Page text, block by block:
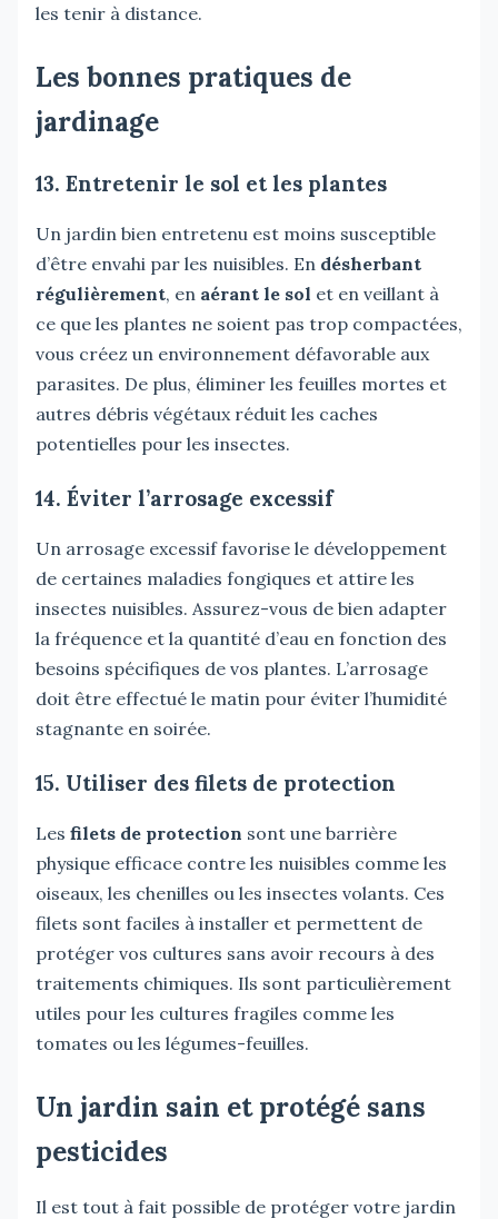
les tenir à distance.
Les bonnes pratiques de
jardinage
13. Entretenir le sol et les plantes
Un jardin bien entretenu est moins susceptible
d’être envahi par les nuisibles. En désherbant
régulièrement, en aérant le sol et en veillant à
ce que les plantes ne soient pas trop compactées,
vous créez un environnement défavorable aux
parasites. De plus, éliminer les feuilles mortes et
autres débris végétaux réduit les caches
potentielles pour les insectes.
14. Éviter l’arrosage excessif
Un arrosage excessif favorise le développement
de certaines maladies fongiques et attire les
insectes nuisibles. Assurez-vous de bien adapter
la fréquence et la quantité d’eau en fonction des
besoins spécifiques de vos plantes. L’arrosage
doit être effectué le matin pour éviter l’humidité
stagnante en soirée.
15. Utiliser des filets de protection
Les filets de protection sont une barrière
physique efficace contre les nuisibles comme les
oiseaux, les chenilles ou les insectes volants. Ces
filets sont faciles à installer et permettent de
protéger vos cultures sans avoir recours à des
traitements chimiques. Ils sont particulièrement
utiles pour les cultures fragiles comme les
tomates ou les légumes-feuilles.
Un jardin sain et protégé sans
pesticides
Il est tout à fait possible de protéger votre jardin